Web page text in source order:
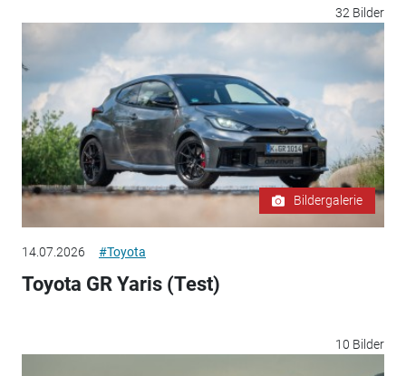
32 Bilder
Bildergalerie
14.07.2026 #Toyota
Toyota GR Yaris (Test)
10 Bilder